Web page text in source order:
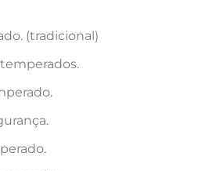
(tradicional)